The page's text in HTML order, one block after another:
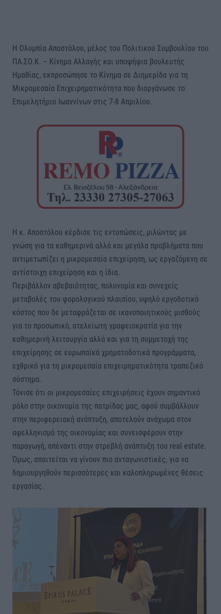
Η Ολυμπία Αποστόλου, μέλος του Πολιτικού Συμβουλίου του
ΠΑ.ΣΟ.Κ. – Κίνημα Αλλαγής και υποψήφια βουλευτής
Ημαθίας, εκπροσώπησε το Κίνημα σε Διημερίδα για τη
Μικρομεσαία Επιχειρηματικότητα που διοργάνωσε το
Επιμελητήριο Ιωαννίνων στις 7-8 Απριλίου.
Η κ. Αποστόλου κέρδισε τις εντυπώσεις, μιλώντας με
γνώση για τα καθημερινά αλλά και μεγάλα προβλήματα που
αντιμετωπίζει η μικρομεσαία επιχείρηση, ως εργαζόμενη σε
αντίστοιχη επιχείρηση και η ίδια.
Περιβάλλον αβεβαιότητας, πολυνομία και συνεχείς
μεταβολές του φορολογικού πλαισίου, υψηλό εργοδοτικό
κόστος που δε μεταφράζεται σε ικανοποιητικούς μισθούς
για το προσωπικό, ατελείωτη γραφειοκρατία για την
καθημερινή λειτουργία αλλά και για τη συμμετοχή της
επιχείρησης σε ευρωπαϊκά χρηματοδοτικά προγράμματα,
εχθρικό για τη μικρομεσαία επιχειρηματικότητα τραπεζικό
σύστημα.
Τόνισε ότι οι μικρομεσαίες επιχειρήσεις έχουν σημαντικό
ρόλο στην οικονομία της πατρίδας μας, αφού συμβάλλουν
στην περιφερειακή ανάπτυξη, αποτελούν ανάχωμα στον
αφελληνισμό της οικονομίας και συνεισφέρουν στην
παραγωγή, απέναντι στην στρεβλή ανάπτυξη του real estate.
Όμως, απαιτείται να γίνουν πιο ανταγωνιστικές, για να
δημιουργηθούν περισσότερες και καλοπληρωμένες θέσεις
εργασίας.